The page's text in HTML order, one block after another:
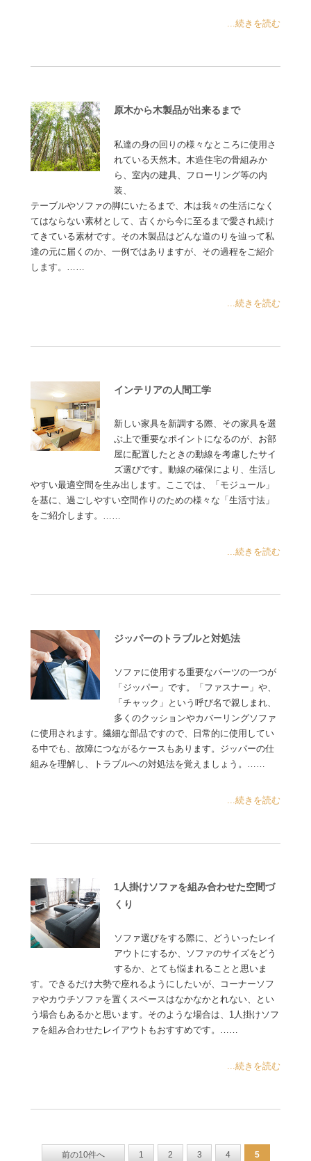
...続きを読む
原木から木製品が出来るまで
私達の身の回りの様々なところに使用さ
れている天然木。木造住宅の骨組みか
ら、室内の建具、フローリング等の内
装、
テーブルやソファの脚にいたるまで、木は我々の生活になく
てはならない素材として、古くから今に至るまで愛され続け
てきている素材です。その木製品はどんな道のりを辿って私
達の元に届くのか、一例ではありますが、その過程をご紹介
します。……
...続きを読む
インテリアの人間工学
新しい家具を新調する際、その家具を選
ぶ上で重要なポイントになるのが、お部
屋に配置したときの動線を考慮したサイ
ズ選びです。動線の確保により、生活し
やすい最適空間を生み出します。ここでは、「モジュール」
を基に、過ごしやすい空間作りのための様々な「生活寸法」
をご紹介します。……
...続きを読む
ジッパーのトラブルと対処法
ソファに使用する重要なパーツの一つが
「ジッパー」です。「ファスナー」や、
「チャック」という呼び名で親しまれ、
多くのクッションやカバーリングソファ
に使用されます。繊細な部品ですので、日常的に使用してい
る中でも、故障につながるケースもあります。ジッパーの仕
組みを理解し、トラブルへの対処法を覚えましょう。……
...続きを読む
1人掛けソファを組み合わせた空間づ
くり
ソファ選びをする際に、どういったレイ
アウトにするか、ソファのサイズをどう
するか、とても悩まれることと思いま
す。できるだけ大勢で座れるようにしたいが、コーナーソフ
ァやカウチソファを置くスペースはなかなかとれない、とい
う場合もあるかと思います。そのような場合は、1人掛けソフ
ァを組み合わせたレイアウトもおすすめです。……
...続きを読む
前の10件へ 1 2 3 4 5